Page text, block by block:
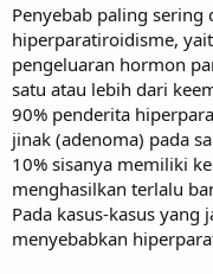
Penyebab paling sering
hiperparatiroidisme,
pengeluaran hormon
satu atau lebih dari
90% penderita
jinak (adenoma) pada
10% sisanya memiliki
menghasilkan terlalu
Pada kasus-kasus
menyebabkan